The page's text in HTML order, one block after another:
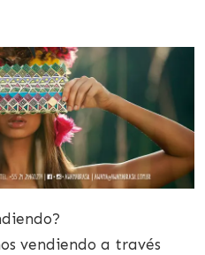
vendiendo a través